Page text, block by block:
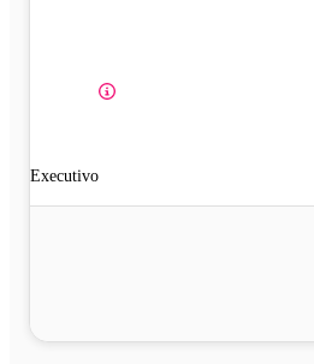
Executivo